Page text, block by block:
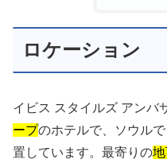
ロケーション
イビス スタイルズ アンバ
ープのホテルで、ソウル
置しています。最寄りの